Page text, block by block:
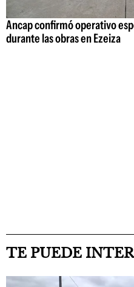
Ancap confirmó operativo
durante las obras en Ezeiza
TE PUEDE